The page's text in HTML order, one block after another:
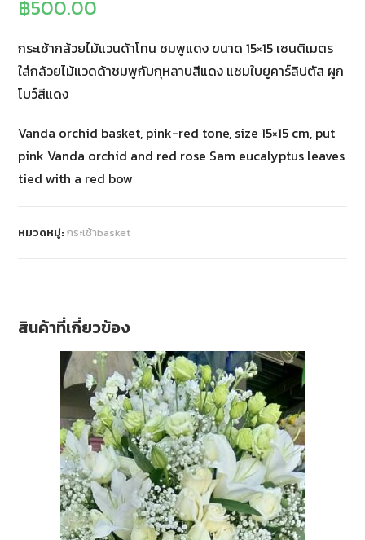
฿500.00
กระเช้ากล้วยไม้แวนด้าโทน ชมพูแดง ขนาด 15×15 เซนติเมตร
ใส่กล้วยไม้แวดด้าชมพูกับกุหลาบสีแดง แซมใบยูคาร์ลิปตัส ผูก
โบว์สีแดง
Vanda orchid basket, pink-red tone, size 15×15 cm, put
pink Vanda orchid and red rose Sam eucalyptus leaves
tied with a red bow
หมวดหมู่:กระเช้าbasket
สินค้าที่เกี่ยวข้อง